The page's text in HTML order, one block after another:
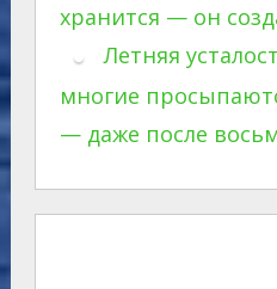
хранится — он
Летняя
многие
— даже после